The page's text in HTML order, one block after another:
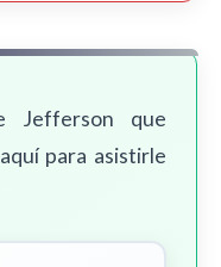
Jefferson que
para asistirle